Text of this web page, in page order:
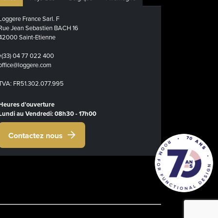
France Sarl. F
Jean Sebastien BACH 16
Saint-Etienne
04 77 022 400
FR51.302.077.995
d'ouverture
au Vendredi: 08h30 - 17h00
Contactez nous